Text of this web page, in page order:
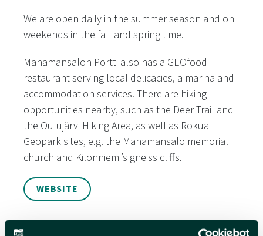
We are open daily in the summer season and on
weekends in the fall and spring time.
Manamansalon Portti also has a GEOfood
restaurant serving local delicacies, a marina and
accommodation services. There are hiking
opportunities nearby, such as the Deer Trail and
the Oulujärvi Hiking Area, as well as Rokua
Geopark sites, e.g. the Manamansalo memorial
church and Kilonniemi’s gneiss cliffs.
WEBSITE